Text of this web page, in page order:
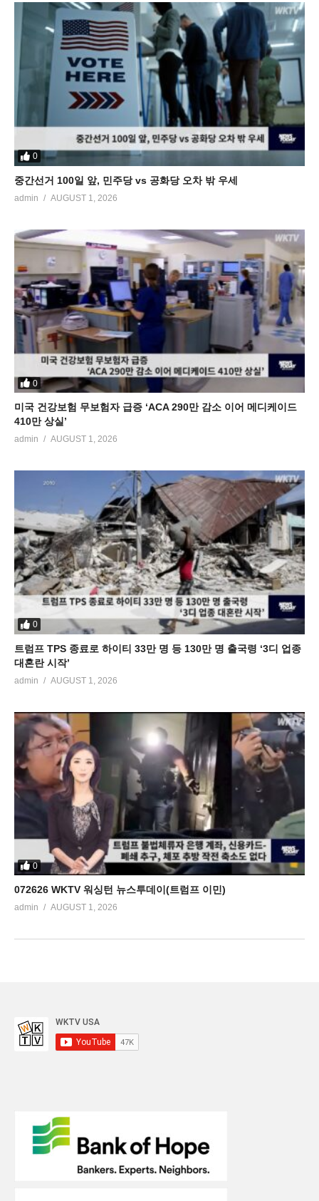
0
중간선거 100일 앞, 민주당 vs 공화당 오차 밖 우세
admin AUGUST 1, 2026
0
미국 건강보험 무보험자 급증 ‘ACA 290만 감소 이어 메디케이드
410만 상실’
admin AUGUST 1, 2026
0
트럼프 TPS 종료로 하이티 33만 명 등 130만 명 출국령 ‘3디 업종
대혼란 시작’
admin AUGUST 1, 2026
0
072626 WKTV 워싱턴 뉴스투데이(트럼프 이민)
admin AUGUST 1, 2026